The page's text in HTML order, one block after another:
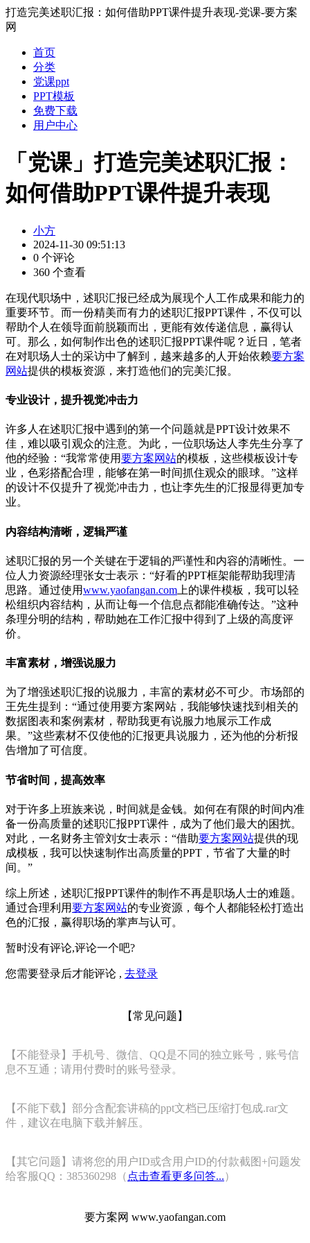
打造完美述职汇报：如何借助PPT课件提升表现-党课-要方案
网
首页
分类
党课ppt
PPT模板
免费下载
用户中心
「党课」打造完美述职汇报：
如何借助PPT课件提升表现
小方
2024-11-30 09:51:13
0 个评论
360 个查看
在现代职场中，述职汇报已经成为展现个人工作成果和能力的
重要环节。而一份精美而有力的述职汇报PPT课件，不仅可以
帮助个人在领导面前脱颖而出，更能有效传递信息，赢得认
可。那么，如何制作出色的述职汇报PPT课件呢？近日，笔者
在对职场人士的采访中了解到，越来越多的人开始依赖要方案
网站提供的模板资源，来打造他们的完美汇报。
专业设计，提升视觉冲击力
许多人在述职汇报中遇到的第一个问题就是PPT设计效果不
佳，难以吸引观众的注意。为此，一位职场达人李先生分享了
他的经验：“我常常使用要方案网站的模板，这些模板设计专
业，色彩搭配合理，能够在第一时间抓住观众的眼球。”这样
的设计不仅提升了视觉冲击力，也让李先生的汇报显得更加专
业。
内容结构清晰，逻辑严谨
述职汇报的另一个关键在于逻辑的严谨性和内容的清晰性。一
位人力资源经理张女士表示：“好看的PPT框架能帮助我理清
思路。通过使用www.yaofangan.com 上的课件模板，我可以轻
松组织内容结构，从而让每一个信息点都能准确传达。”这种
条理分明的结构，帮助她在工作汇报中得到了上级的高度评
价。
丰富素材，增强说服力
为了增强述职汇报的说服力，丰富的素材必不可少。市场部的
王先生提到：“通过使用要方案网站，我能够快速找到相关的
数据图表和案例素材，帮助我更有说服力地展示工作成
果。”这些素材不仅使他的汇报更具说服力，还为他的分析报
告增加了可信度。
节省时间，提高效率
对于许多上班族来说，时间就是金钱。如何在有限的时间内准
备一份高质量的述职汇报PPT课件，成为了他们最大的困扰。
对此，一名财务主管刘女士表示：“借助要方案网站提供的现
成模板，我可以快速制作出高质量的PPT，节省了大量的时
间。”
综上所述，述职汇报PPT课件的制作不再是职场人士的难题。
通过合理利用要方案网站的专业资源，每个人都能轻松打造出
色的汇报，赢得职场的掌声与认可。
暂时没有评论,评论一个吧?
您需要登录后才能评论 , 去登录
【常见问题】
【不能登录】手机号、微信、QQ是不同的独立账号，账号信
息不互通；请用付费时的账号登录。
【不能下载】部分含配套讲稿的ppt文档已压缩打包成.rar文
件，建议在电脑下载并解压。
【其它问题】请将您的用户ID或含用户ID的付款截图+问题发
给客服QQ：385360298（ 点击查看更多问答...）
要方案网 www.yaofangan.com